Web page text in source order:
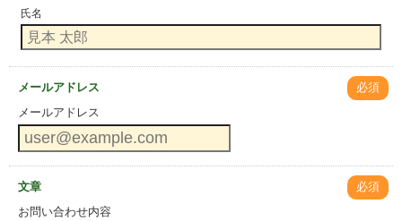
氏名
メールアドレス
必須
メールアドレス
文章
必須
お問い合わせ内容